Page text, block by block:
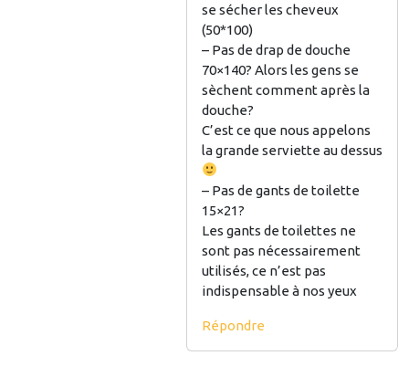
se sécher les cheveux
(50*100)
– Pas de drap de douche
70×140? Alors les gens se
sèchent comment après la
douche?
C’est ce que nous appelons
la grande serviette au dessus
– Pas de gants de toilette
15×21?
Les gants de toilettes ne
sont pas nécessairement
utilisés, ce n’est pas
indispensable à nos yeux
Répondre